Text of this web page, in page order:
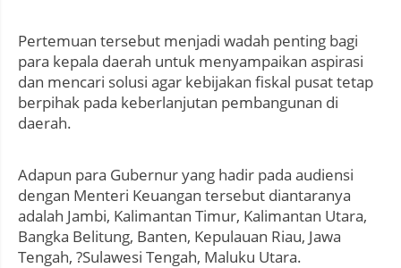
Pertemuan tersebut menjadi wadah penting bagi
para kepala daerah untuk menyampaikan aspirasi
dan mencari solusi agar kebijakan fiskal pusat tetap
berpihak pada keberlanjutan pembangunan di
daerah.
Adapun para Gubernur yang hadir pada audiensi
dengan Menteri Keuangan tersebut diantaranya
adalah Jambi, Kalimantan Timur, Kalimantan Utara,
Bangka Belitung, Banten, Kepulauan Riau, Jawa
Tengah, ?Sulawesi Tengah, Maluku Utara.